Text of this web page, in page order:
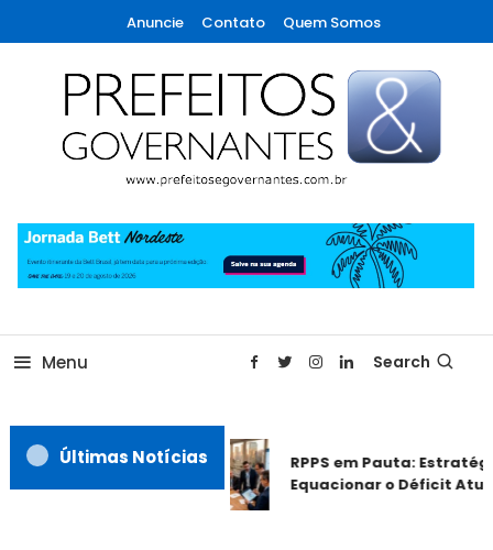
To
Content
Anuncie Contato Quem Somos
Prefeitos & Governantes
Menu Search
Últimas Notícias
RPPS em Pauta:
Equacionar o Déficit